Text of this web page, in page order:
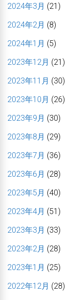
2024年3月 (21)
2024年2月 (8)
2024年1月 (5)
2023年12月 (21)
2023年11月 (30)
2023年10月 (26)
2023年9月 (30)
2023年8月 (29)
2023年7月 (36)
2023年6月 (28)
2023年5月 (40)
2023年4月 (51)
2023年3月 (33)
2023年2月 (28)
2023年1月 (25)
2022年12月 (28)